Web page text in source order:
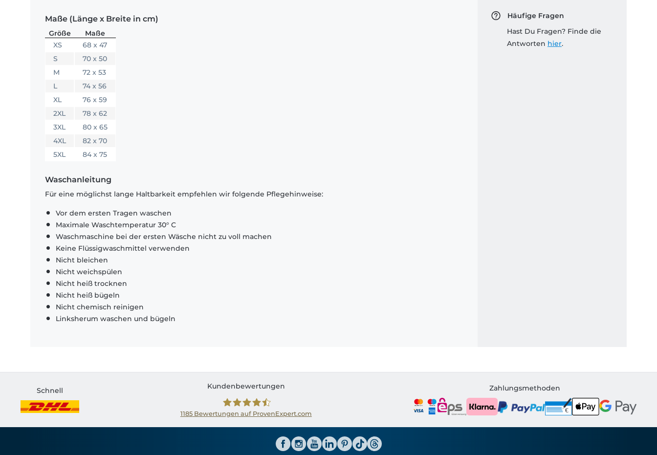
Maße (Länge x Breite in cm)
Größe
Maße
XS
68 x 47
S
70 x 50
M
72 x 53
L
74 x 56
XL
76 x 59
2XL
78 x 62
3XL
80 x 65
4XL
82 x 70
5XL
84 x 75
Waschanleitung
Für eine möglichst lange Haltbarkeit empfehlen wir folgende Pflegehinweise:
Vor dem ersten Tragen waschen
Maximale Waschtemperatur 30° C
Waschmaschine bei der ersten Wäsche nicht zu voll machen
Keine Flüssigwaschmittel verwenden
Nicht bleichen
Nicht weichspülen
Nicht heiß trocknen
Nicht heiß bügeln
Nicht chemisch reinigen
Linksherum waschen und bügeln
Häufige Fragen
Hast Du Fragen? Finde die
Antworten hier.
Schnell
Kundenbewertungen
1185Bewertungen auf ProvenExpert.com
Zahlungsmethoden